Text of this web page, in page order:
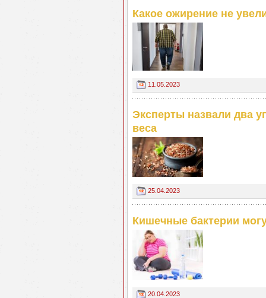
Какое ожирение не
11.05.2023
Эксперты назвали два
веса
25.04.2023
Кишечные бактерии
20.04.2023